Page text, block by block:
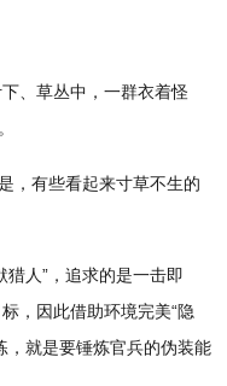
、草丛中，一群衣着怪
，有些看起来寸草不生的
人”，追求的是一击即
，因此借助环境完美“隐
，就是要锤炼官兵的伪装能